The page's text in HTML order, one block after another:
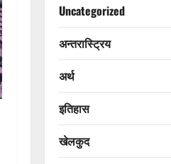
Uncategorized
अन्तरास्ट्रिय
अर्थ
इतिहास
खेलकुद